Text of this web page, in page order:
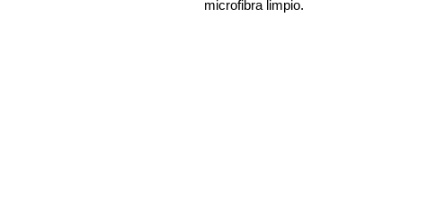
microfibra limpio.